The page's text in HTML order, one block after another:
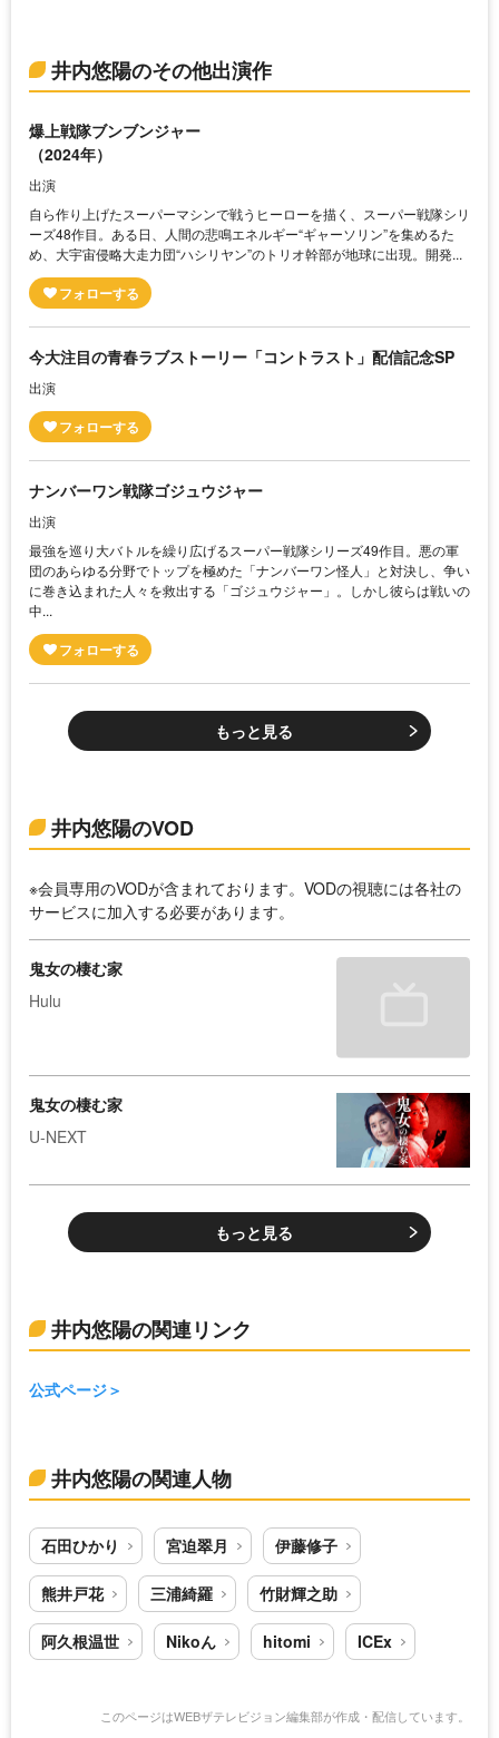
井内悠陽のその他出演作
爆上戦隊ブンブンジャー
（2024年）
出演
自ら作り上げたスーパーマシンで戦うヒーローを描く、スーパー戦隊シリ
ーズ48作目。ある日、人間の悲鳴エネルギー“ギャーソリン”を集めるた
め、大宇宙侵略大走力団“ハシリヤン”のトリオ幹部が地球に出現。開発...
今大注目の青春ラブストーリー「コントラスト」配信記念SP
出演
ナンバーワン戦隊ゴジュウジャー
出演
最強を巡り大バトルを繰り広げるスーパー戦隊シリーズ49作目。悪の軍
団のあらゆる分野でトップを極めた「ナンバーワン怪人」と対決し、争い
に巻き込まれた人々を救出する「ゴジュウジャー」。しかし彼らは戦いの
中...
もっと見る
井内悠陽のVOD
※会員専用のVODが含まれております。VODの視聴には各社の
サービスに加入する必要があります。
鬼女の棲む家
Hulu
鬼女の棲む家
U-NEXT
もっと見る
井内悠陽の関連リンク
公式ページ
井内悠陽の関連人物
石田ひかり 宮迫翠月 伊藤修子
熊井戸花 三浦綺羅 竹財輝之助
阿久根温世 Nikoん hitomi ICEx
このページはWEBザテレビジョン編集部が作成・配信しています。